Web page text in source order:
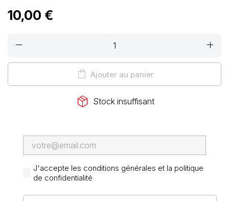
10,00 €
remove add
shopping_bag Ajouter au panier
package_2 Stock insuffisant
J'accepte les conditions générales et la politique
de confidentialité